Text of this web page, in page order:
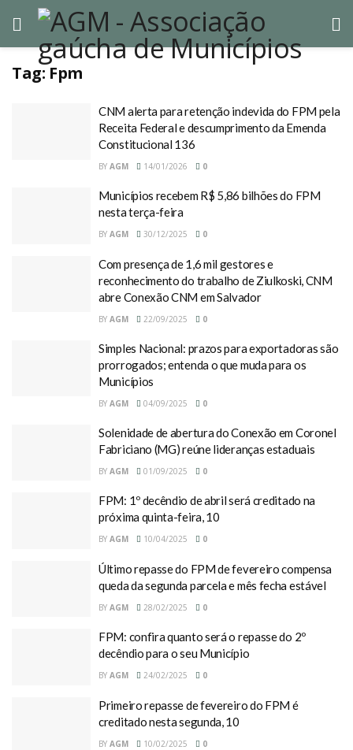
Tag: Fpm
CNM alerta para retenção indevida do FPM pela
Receita Federal e descumprimento da Emenda
Constitucional 136
BY AGM 14/01/2026 0
Municípios recebem R$ 5,86 bilhões do FPM
nesta terça-feira
BY AGM 30/12/2025 0
Com presença de 1,6 mil gestores e
reconhecimento do trabalho de Ziulkoski, CNM
abre Conexão CNM em Salvador
BY AGM 22/09/2025 0
Simples Nacional: prazos para exportadoras são
prorrogados; entenda o que muda para os
Municípios
BY AGM 04/09/2025 0
Solenidade de abertura do Conexão em Coronel
Fabriciano (MG) reúne lideranças estaduais
BY AGM 01/09/2025 0
FPM: 1º decêndio de abril será creditado na
próxima quinta-feira, 10
BY AGM 10/04/2025 0
Último repasse do FPM de fevereiro compensa
queda da segunda parcela e mês fecha estável
BY AGM 28/02/2025 0
FPM: confira quanto será o repasse do 2º
decêndio para o seu Município
BY AGM 24/02/2025 0
Primeiro repasse de fevereiro do FPM é
creditado nesta segunda, 10
BY AGM 10/02/2025 0